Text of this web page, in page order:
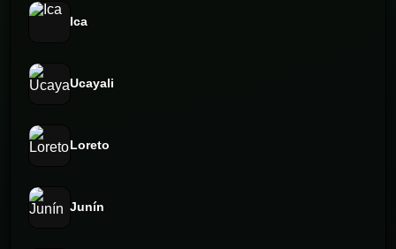
Ica
Ucayali
Loreto
Junín